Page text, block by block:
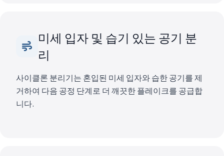
미세 입자 및 습기 있는 공기 분
리
사이클론 분리기는 혼입된 미세 입자와 습한 공기를 제
거하여 다음 공정 단계로 더 깨끗한 플레이크를 공급합
니다.